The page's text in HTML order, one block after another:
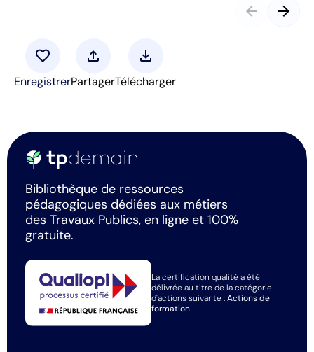
arrow_back arrow_forward
favorite
Enregistrer
upload
Partager
download
Télécharger
Bibliothèque de ressources
pédagogiques dédiées aux métiers
des Travaux Publics, en ligne et 100%
gratuite.
La certification qualité a été
délivrée au titre de la catégorie
d'actions suivante :Actions de
formation